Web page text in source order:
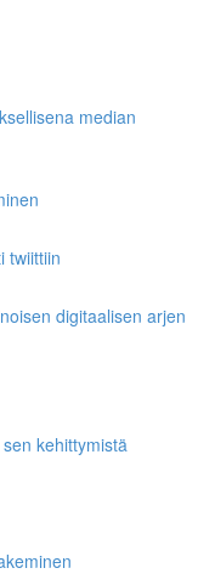
median
twiittiin
digitaalisen arjen
kehittymistä